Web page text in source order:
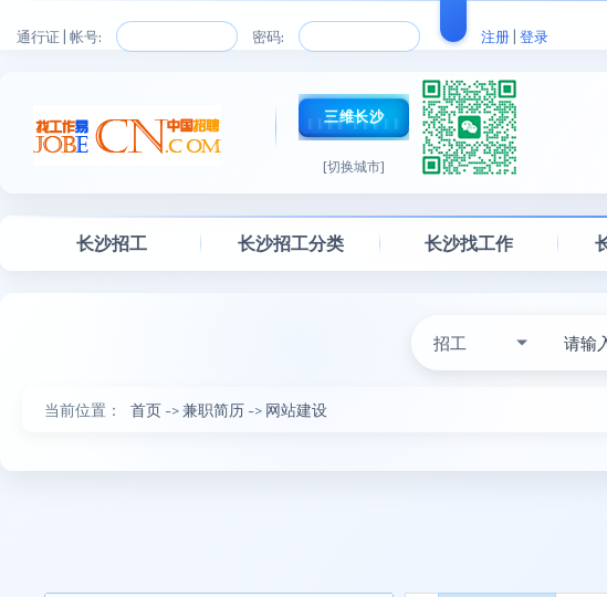
通行证 | 帐号: 密码: 注册 | 登录
三维长沙
[切换城市]
长沙招工 长沙招工分类 长沙找工作
招工
当前位置： 首页 ->兼职简历 -> 网站建设